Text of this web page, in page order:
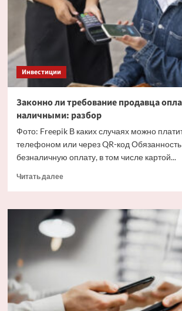
будет
работать
программа
Инвестиции
Законно ли требование продавца
наличными: разбор
Фото: Freepik В каких случаях можно
телефоном или через QR-код
безналичную оплату, в том числе картой...
Читать далееПрочитать
Законно
ли
требование
продавца
оплатить
покупку
разбор